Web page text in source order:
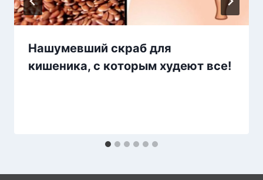
Нашумевший скраб для
кишеника, с которым худеют все!